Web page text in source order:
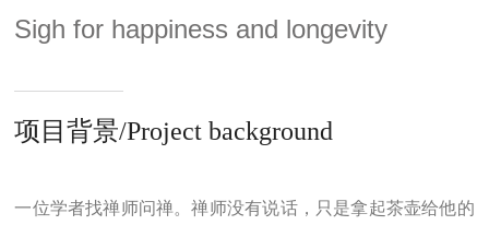
Sigh for happiness and longevity
项目背景/Project background
一位学者找禅师问禅。禅师没有说话，只是拿起茶壶给他的